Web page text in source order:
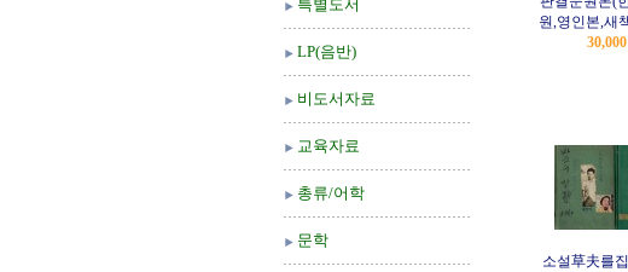
특별도서
LP(음반)
비도서자료
교육자료
총류/어학
문학
원,영인본,새
소설草夫를